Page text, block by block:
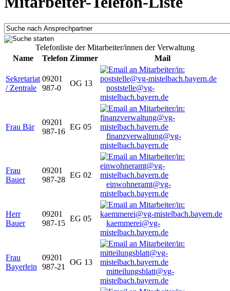
Telefonliste der Mitarbeiter/innen der Verwaltung
Name
Telefon Zimmer Mail
Sekretariat
/ Zentrale
09201
987-0
OG 13
poststelle@vg-
mistelbach.bayern.de
Frau Bär
09201
987-16
EG 05
finanzverwaltung@vg-
mistelbach.bayern.de
Frau
Bauer
09201
987-28
EG 02
einwohneramt@vg-
mistelbach.bayern.de
Herr
Bauer
09201
987-15
EG 05
kaemmerei@vg-
mistelbach.bayern.de
Frau
Bayerlein
09201
987-21
OG 13
mitteilungsblatt@vg-
mistelbach.bayern.de